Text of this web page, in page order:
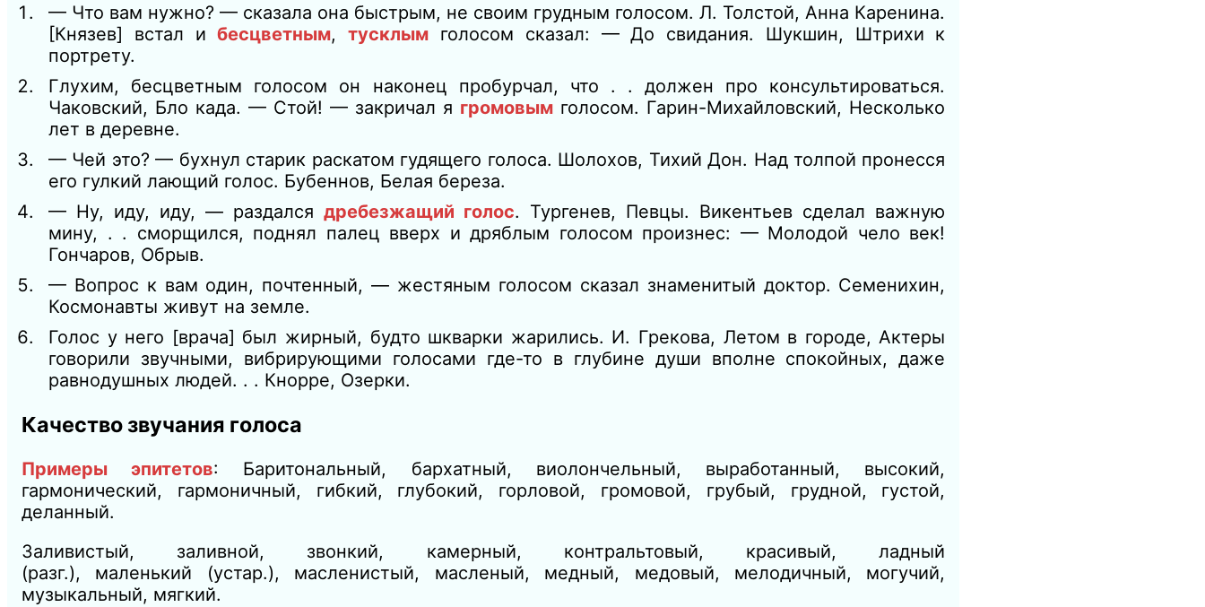
— Что вам нужно? — сказала она быстрым, не своим грудным голосом. Л. Толстой, Анна Каренина.
[Князев] встал ибесцветным,тусклым голосом сказал: — До свидания. Шукшин, Штрихи к
портрету.
Глухим, бесцветным голосом он наконец пробурчал, что . . должен про консультироваться.
Чаковский, Бло када. — Стой! — закричал я громовым голосом. Гарин-Михайловский, Несколько
лет в деревне.
— Чей это? — бухнул старик раскатом гудящего голоса. Шолохов, Тихий Дон. Над толпой пронесся
его гулкий лающий голос. Бубеннов, Белая береза.
— Ну, иду, иду, — раздалсядребезжащий голос. Тургенев, Певцы. Викентьев сделал важную
мину, . . сморщился, поднял палец вверх и дряблым голосом произнес: — Молодой чело век!
Гончаров, Обрыв.
— Вопрос к вам один, почтенный, — жестяным голосом сказал знаменитый доктор. Семенихин,
Космонавты живут на земле.
Голос у него [врача] был жирный, будто шкварки жарились. И. Грекова, Летом в городе, Актеры
говорили звучными, вибрирующими голосами где-то в глубине души вполне спокойных, даже
равнодушных людей. . . Кнорре, Озерки.
Качество звучания голоса
Примеры эпитетов: Баритональный, бархатный, виолончельный, выработанный, высокий,
гармонический, гармоничный, гибкий, глубокий, горловой, громовой, грубый, грудной, густой,
деланный.
Заливистый, заливной, звонкий, камерный, контральтовый, красивый, ладный
(разг.), маленький (устар.), масленистый, масленый, медный, медовый, мелодичный, могучий,
музыкальный, мягкий.